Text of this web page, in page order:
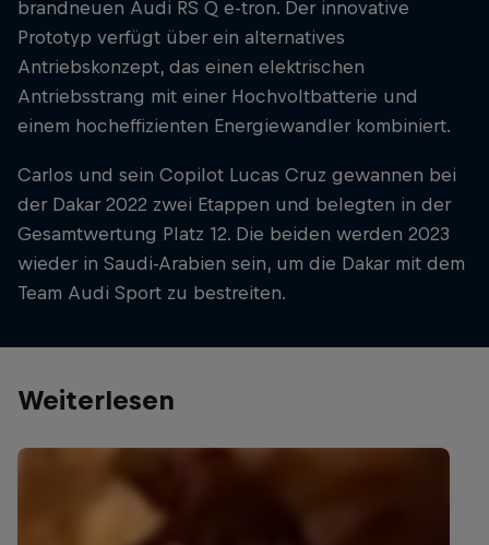
brandneuen Audi RS Q e-tron. Der innovative
Prototyp verfügt über ein alternatives
Antriebskonzept, das einen elektrischen
Antriebsstrang mit einer Hochvoltbatterie und
einem hocheffizienten Energiewandler kombiniert.
Carlos und sein Copilot Lucas Cruz gewannen bei
der Dakar 2022 zwei Etappen und belegten in der
Gesamtwertung Platz 12. Die beiden werden 2023
wieder in Saudi-Arabien sein, um die Dakar mit dem
Team Audi Sport zu bestreiten.
Weiterlesen